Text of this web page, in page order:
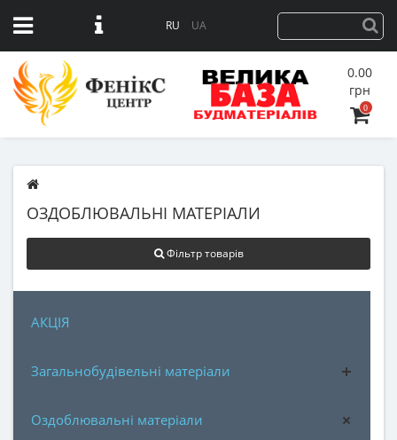
RU UA
0.00
грн
0
ОЗДОБЛЮВАЛЬНІ МАТЕРІАЛИ
Фільтр товарів
АКЦІЯ
Загальнобудівельні матеріали
Оздоблювальні матеріали